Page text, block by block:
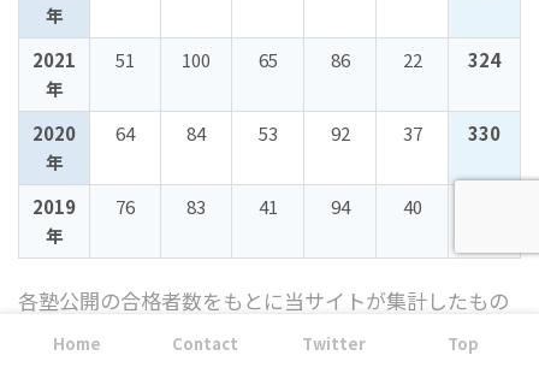
年
2021
年
51 100 65 86 22 324
2020
年
64 84 53 92 37 330
2019
年
76 83 41 94 40
各塾公開の合格者数をもとに当サイトが集計したもの
です。合格者は
延べ人数の入塾 であり、塾とは「合格
Home Contact Twitter Top